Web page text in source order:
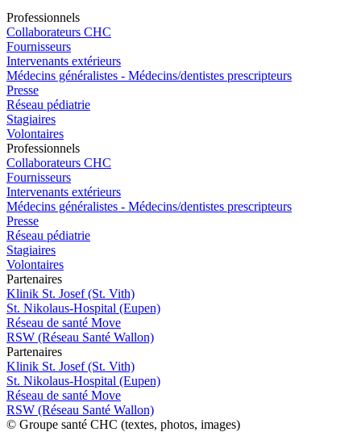
Professionnels
Collaborateurs CHC
Fournisseurs
Intervenants extérieurs
Médecins généralistes - Médecins/dentistes prescripteurs
Presse
Réseau pédiatrie
Stagiaires
Volontaires
Professionnels
Collaborateurs CHC
Fournisseurs
Intervenants extérieurs
Médecins généralistes - Médecins/dentistes prescripteurs
Presse
Réseau pédiatrie
Stagiaires
Volontaires
Partenaires
Klinik St. Josef (St. Vith)
St. Nikolaus-Hospital (Eupen)
Réseau de santé Move
RSW (Réseau Santé Wallon)
Partenaires
Klinik St. Josef (St. Vith)
St. Nikolaus-Hospital (Eupen)
Réseau de santé Move
RSW (Réseau Santé Wallon)
© Groupe santé CHC (textes, photos, images)